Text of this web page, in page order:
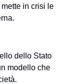
in crisi le
dello Stato
modello che